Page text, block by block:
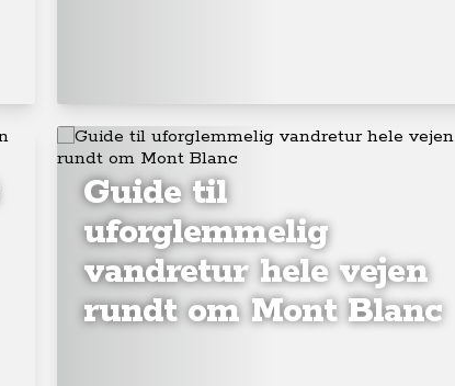
Guide til
uforglemmelig
vandretur hele vejen
rundt om Mont Blanc